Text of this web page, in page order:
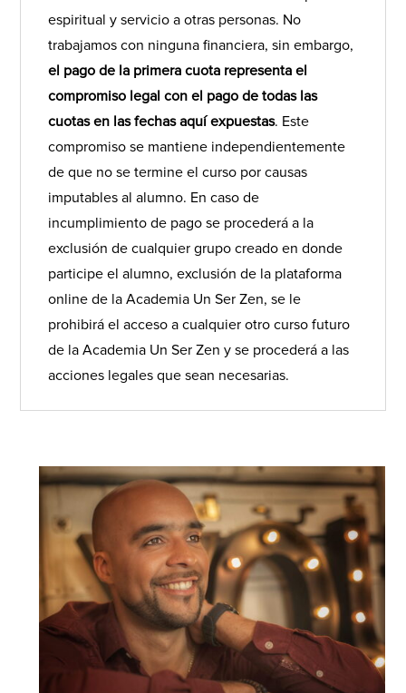
espiritual y servicio a otras personas. No
trabajamos con ninguna financiera, sin embargo,
el pago de la primera cuota representa el
compromiso legal con el pago de todas las
cuotas en las fechas aquí expuestas. Este
compromiso se mantiene independientemente
de que no se termine el curso por causas
imputables al alumno. En caso de
incumplimiento de pago se procederá a la
exclusión de cualquier grupo creado en donde
participe el alumno, exclusión de la plataforma
online de la Academia Un Ser Zen, se le
prohibirá el acceso a cualquier otro curso futuro
de la Academia Un Ser Zen y se procederá a las
acciones legales que sean necesarias.